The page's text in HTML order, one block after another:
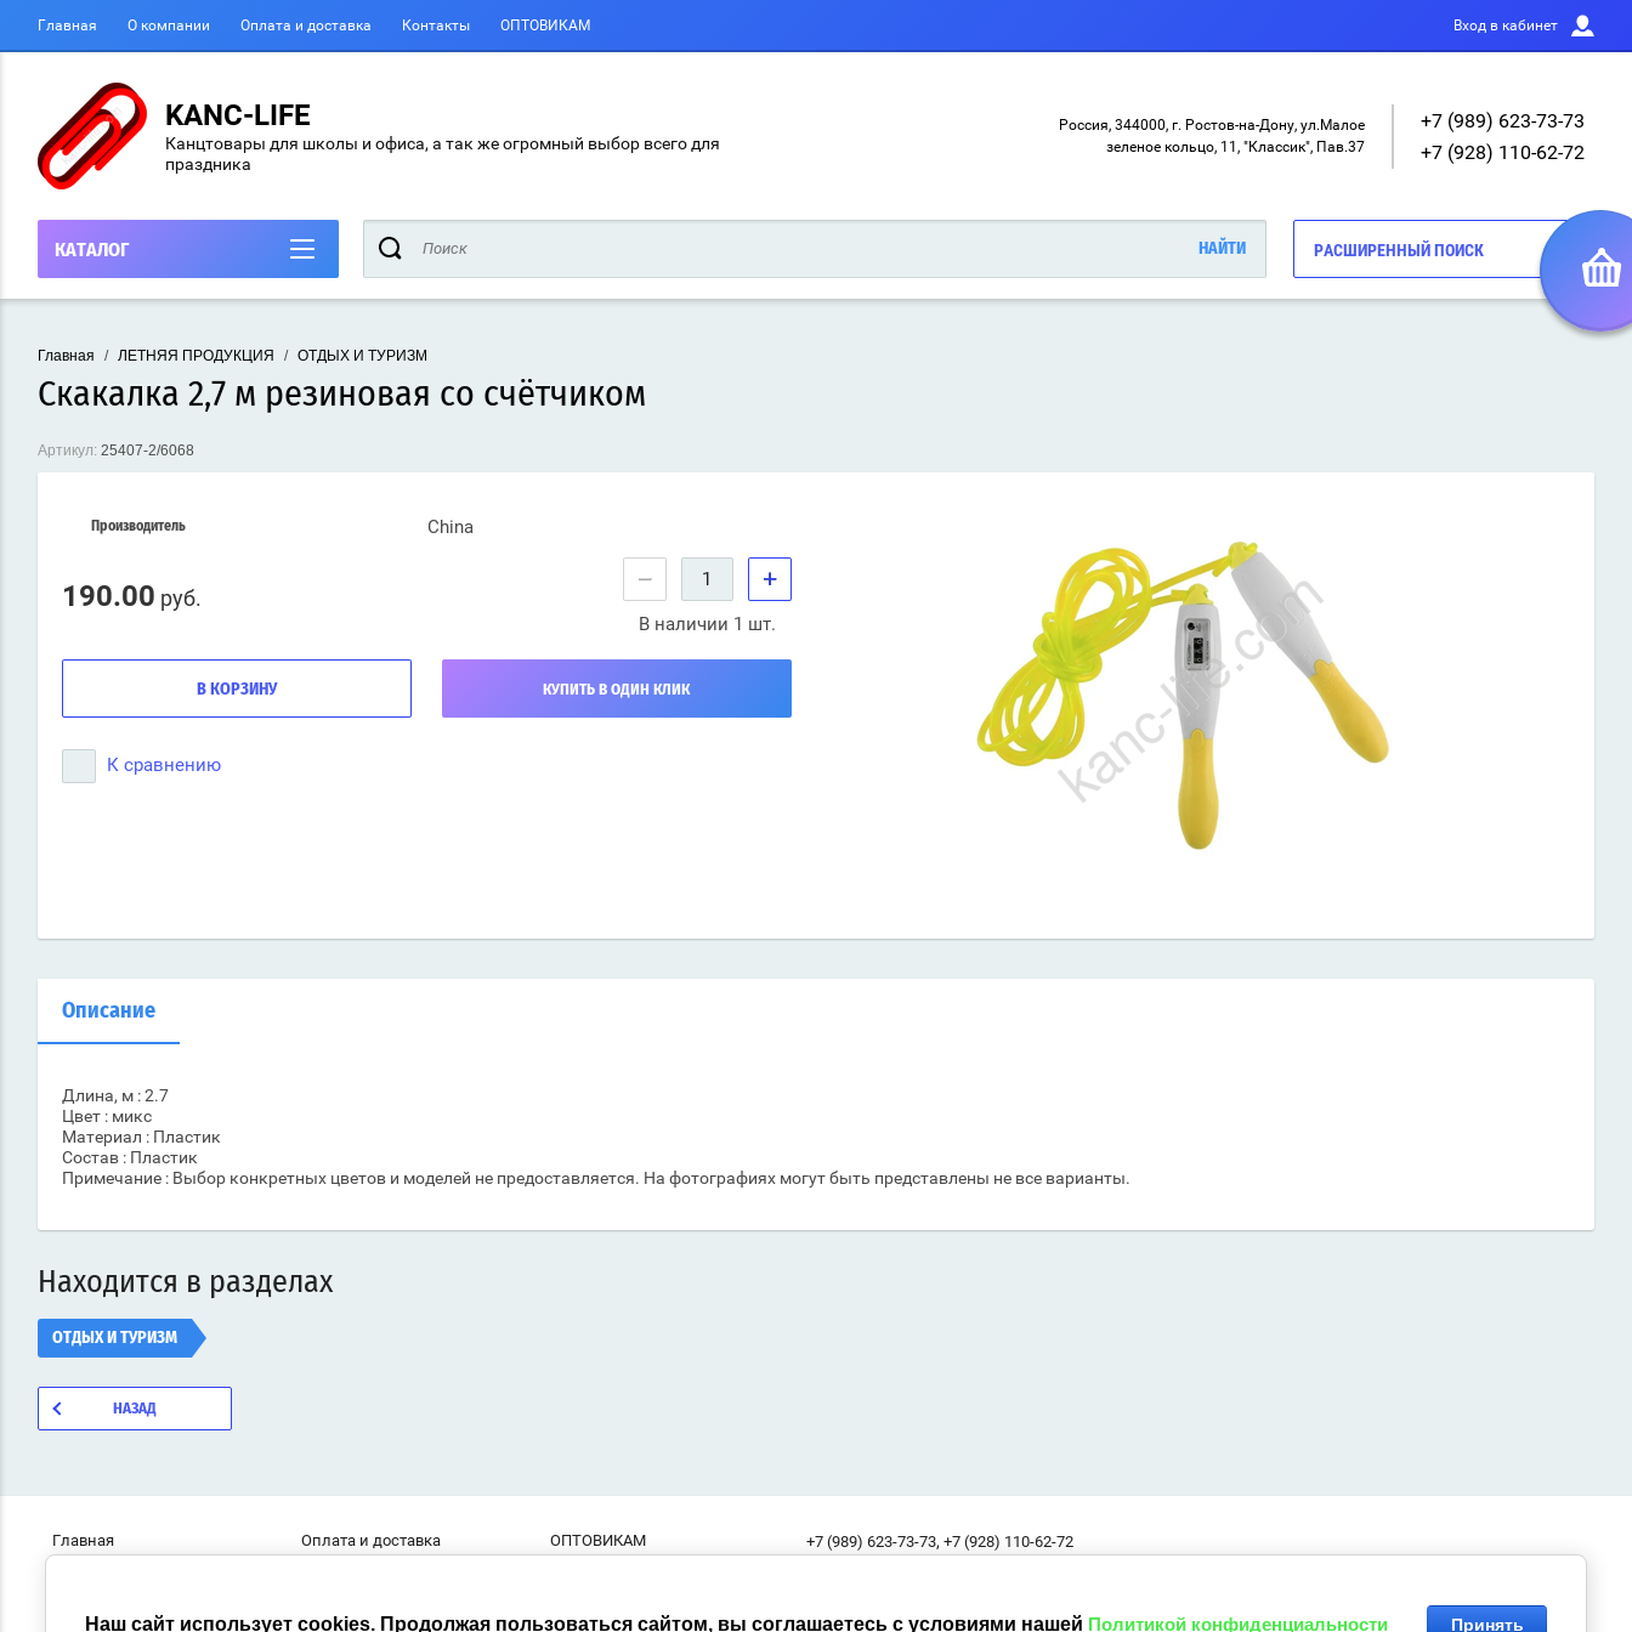
Главная О компании Оплата и доставка Контакты ОПТОВИКАМ Вход в кабинет
KANC-LIFE
Канцтовары для школы и офиса, а так же огромный выбор всего для
праздника
Россия, 344000, г. Ростов-на-Дону, ул.Малое
зеленое кольцо, 11, "Классик", Пав.37
+7 (989) 623-73-73
+7 (928) 110-62-72
КАТАЛОГ РАСШИРЕННЫЙ ПОИСК
Главная / ЛЕТНЯЯ ПРОДУКЦИЯ / ОТДЫХ И ТУРИЗМ
Скакалка 2,7 м резиновая со счётчиком
Артикул: 25407-2/6068
Производитель China
190.00 руб.
− +
В наличии 1 шт.
В КОРЗИНУ КУПИТЬ В ОДИН КЛИК
К сравнению
Описание
Длина, м : 2.7
Цвет : микс
Материал : Пластик
Состав : Пластик
Примечание : Выбор конкретных цветов и моделей не предоставляется. На фотографиях могут быть представлены не все варианты.
Находится в разделах
ОТДЫХ И ТУРИЗМ
НАЗАД
Главная Оплата и доставка ОПТОВИКАМ +7 (989) 623-73-73, +7 (928) 110-62-72
(с 8:00 до 17:00 без выходных)
ул.Малое зеленое кольцо, 11, "Классик", Пав.37
Наш сайт использует cookies. Продолжая пользоваться сайтом, вы соглашаетесь с условиями нашей Политикой конфиденциальности Принять